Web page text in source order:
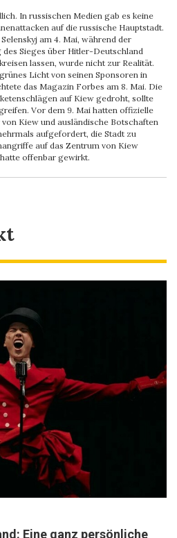
In russischen Medien gab es keine
auf die russische Hauptstadt.
am 4. Mai, während der
des Sieges über Hitler-Deutschland
lassen, wurde nicht zur Realität.
Licht von seinen Sponsoren in
das Magazin Forbes am 8. Mai. Die
auf Kiew gedroht, sollte
Vor dem 9. Mai hatten offizielle
Kiew und ausländische Botschaften
aufgefordert, die Stadt zu
auf das Zentrum von Kiew
offenbar gewirkt.
Eine ganz persönliche